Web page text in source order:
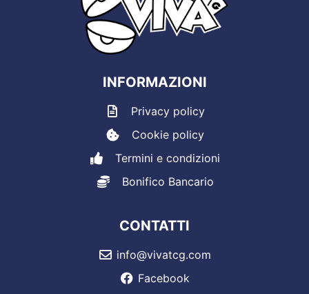
INFORMAZIONI
Privacy policy
Cookie policy
Termini e condizioni
Bonifico Bancario
CONTATTI
info@vivatcg.com
Facebook